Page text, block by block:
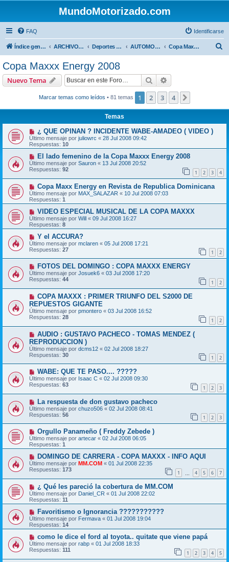
MundoMotorizado.com
FAQ Identificarse
Índice general ARCHIVO HASTA 2018 Deportes Internacionales AUTOMOVILISMO DE CENTROAMERICA Copa Maxxx Energy 2008
Copa Maxxx Energy 2008
Nuevo Tema Buscar
Marcar temas como leídos • 81 temas 1 2 3 4
Temas
¿ QUE OPINAN ? INCIDENTE WABE-AMADEO ( VIDEO )
Último mensaje por juliowrc « 28 Jul 2008 09:42
Respuestas: 10
El lado femenino de la Copa Maxxx Energy 2008
Último mensaje por Sauron « 13 Jul 2008 20:52
Respuestas: 92 1 2 3 4
Copa Maxx Energy en Revista de Republica Dominicana
Último mensaje por MAX_SALAZAR « 10 Jul 2008 07:03
Respuestas: 1
VIDEO ESPECIAL MUSICAL DE LA COPA MAXXX
Último mensaje por Will « 09 Jul 2008 16:27
Respuestas: 8
Y el ACCURA?
Último mensaje por mclaren « 05 Jul 2008 17:21
Respuestas: 27 1 2
FOTOS DEL DOMINGO : COPA MAXXX ENERGY
Último mensaje por Josuek6 « 03 Jul 2008 17:20
Respuestas: 44 1 2
COPA MAXXX : PRIMER TRIUNFO DEL S2000 DE
REPUESTOS GIGANTE
Último mensaje por pmontero « 03 Jul 2008 16:52
Respuestas: 28 1 2
AUDIO : GUSTAVO PACHECO - TOMAS MENDEZ (
REPRODUCCION )
Último mensaje por dcms12 « 02 Jul 2008 18:27
Respuestas: 30 1 2
WABE: QUE TE PASO.... ?????
Último mensaje por Isaac C « 02 Jul 2008 09:30
Respuestas: 63 1 2 3
La respuesta de don gustavo pacheco
Último mensaje por chuzo506 « 02 Jul 2008 08:41
Respuestas: 56 1 2 3
Orgullo Panameño ( Freddy Zebede )
Último mensaje por artecar « 02 Jul 2008 06:05
Respuestas: 1
DOMINGO DE CARRERA - COPA MAXXX - INFO AQUI
Último mensaje por MM.COM « 01 Jul 2008 22:35
Respuestas: 173 1 4 5 6 7
¿ Qué les pareció la cobertura de MM.COM
Último mensaje por Daniel_CR « 01 Jul 2008 22:02
Respuestas: 11
Favoritismo o Ignorancia ???????????
Último mensaje por Fermava « 01 Jul 2008 19:04
Respuestas: 14
como le dice el ford al toyota.. quitate que viene papá
Último mensaje por rabp « 01 Jul 2008 18:33
Respuestas: 111 1 2 3 4 5